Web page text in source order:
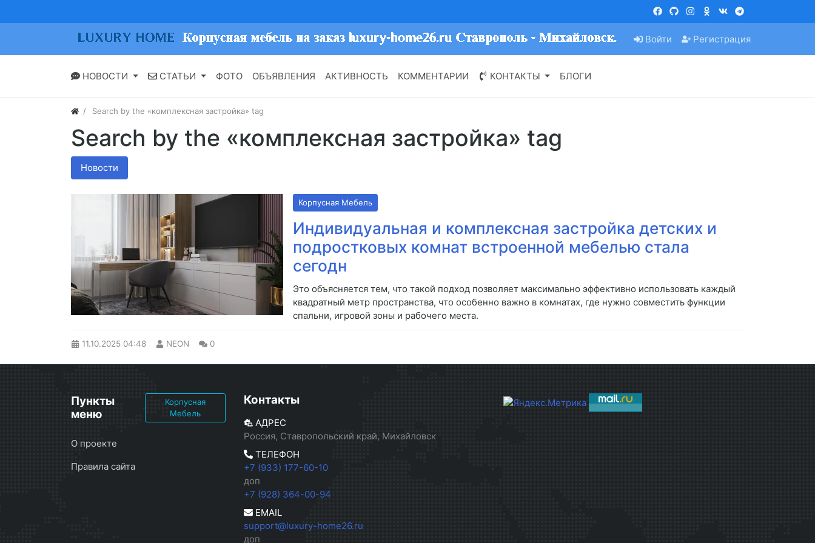
Войти Регистрация
НОВОСТИ СТАТЬИ ФОТО ОБЪЯВЛЕНИЯ АКТИВНОСТЬ КОММЕНТАРИИ КОНТАКТЫ БЛОГИ
Search by the «комплексная застройка» tag
Search by the «комплексная застройка» tag
Новости
Корпусная Мебель
Индивидуальная и комплексная застройка детских и
подростковых комнат встроенной мебелью стала
сегодн
Это объясняется тем, что такой подход позволяет максимально эффективно использовать каждый
квадратный метр пространства, что особенно важно в комнатах, где нужно совместить функции
спальни, игровой зоны и рабочего места.
11.10.2025 04:48 NEON 0
Пункты
меню
Корпусная
Мебель
О проекте
Правила сайта
Контакты
АДРЕС
Россия, Ставропольский край, Михайловск
ТЕЛЕФОН
+7 (933) 177-60-10
доп
+7 (928) 364-00-94
EMAIL
support@luxury-home26.ru
доп